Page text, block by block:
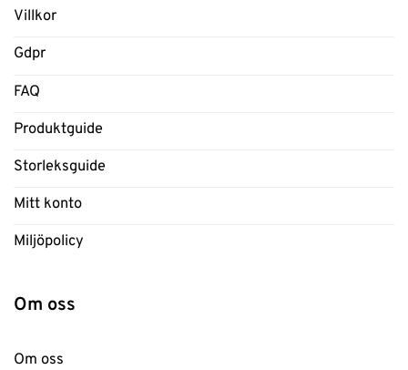
Villkor
Gdpr
FAQ
Produktguide
Storleksguide
Mitt konto
Miljöpolicy
Om oss
Om oss